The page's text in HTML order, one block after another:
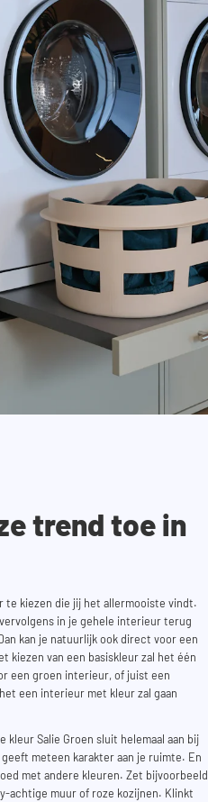
trend toe in
te kiezen die jij het allermooiste vindt.
in je gehele interieur terug
kan je natuurlijk ook direct voor een
kiezen van een basiskleur zal het één
een groen interieur, of juist een
een interieur met kleur zal gaan
kleur Salie Groen sluit helemaal aan bij
meteen karakter aan je ruimte. En
met andere kleuren. Zet bijvoorbeeld
achtige muur of roze kozijnen. Klinkt